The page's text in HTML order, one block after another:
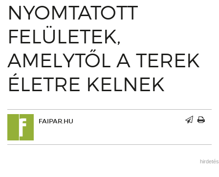
NYOMTATOTT
FELÜLETEK,
AMELYTŐL A TEREK
ÉLETRE KELNEK
FAIPAR.HU
hirdetés